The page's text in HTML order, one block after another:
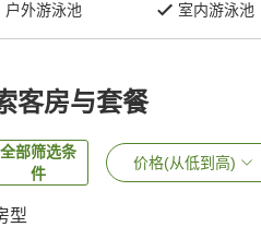
户外游泳池
室内游泳池
客房与套餐
全部筛选条
件
价格(从低到高)
型